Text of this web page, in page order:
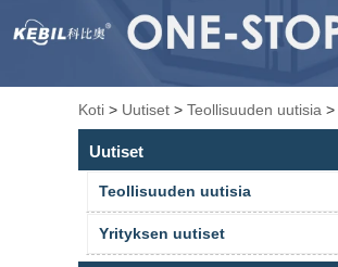
Koti > Uutiset > Teollisuuden uutisia >
Uutiset
Teollisuuden uutisia
Yrityksen uutiset